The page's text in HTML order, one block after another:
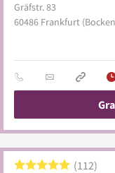
Gräfstr. 83
60486 Frankfurt
112